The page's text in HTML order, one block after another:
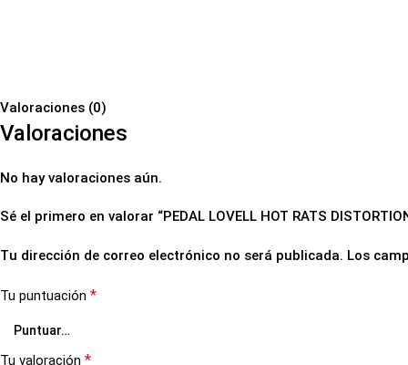
Valoraciones (0)
Valoraciones
No hay valoraciones aún.
Sé el primero en valorar “PEDAL LOVELL HOT RATS
Tu dirección de correo electrónico no será publicada. Los
Tu puntuación *
Tu valoración *